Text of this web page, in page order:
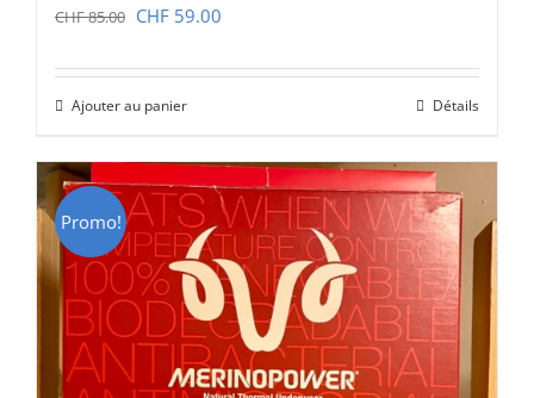
CHF85.00 Le
initial
était :
CHF 85.00.
CHF 59.00
actuel
CHF 59.00.
Ajouter au panier Détails
Promo!